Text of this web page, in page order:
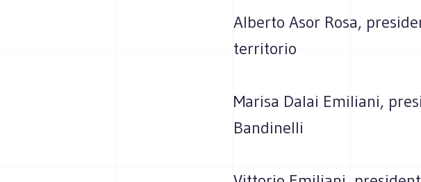
Alberto Asor Rosa,
territorio
Marisa Dalai Emiliani,
Bandinelli